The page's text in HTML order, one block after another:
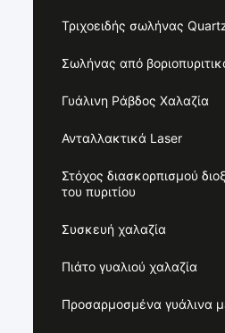
Τριχοειδής σωλήνας
Σωλήνας από
Γυάλινη Ράβδος Χαλαζία
Ανταλλακτικά Laser
Στόχος διασκορπισμού
του πυριτίου
Συσκευή χαλαζία
Πιάτο γυαλιού χαλαζία
Προσαρμοσμένα γυάλινα